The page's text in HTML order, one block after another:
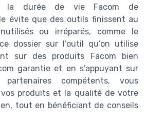
la durée de vie Facom de
évite que des outils finissent au
ou irréparés, comme le
dossier sur l’outil qu’on utilise
sur des produits Facom bien
garantie et en s’appuyant sur
compétents, vous
produits et la qualité de votre
tout en bénéficiant de conseils